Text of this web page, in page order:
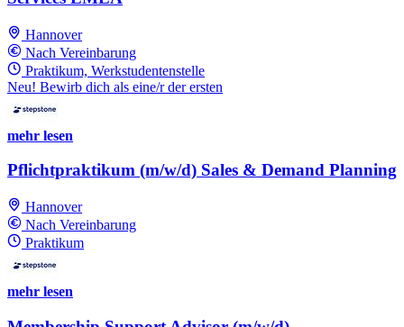
Hannover
Nach Vereinbarung
Praktikum, Werkstudentenstelle
Neu! Bewirb dich als eine/r der ersten
mehr lesen
Pflichtpraktikum (m/w/d) Sales & Demand Planning
Hannover
Nach Vereinbarung
Praktikum
mehr lesen